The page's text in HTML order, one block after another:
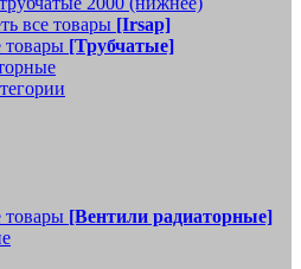
все товары [Irsap]
товары [Трубчатые]
товары [Вентили радиаторные]